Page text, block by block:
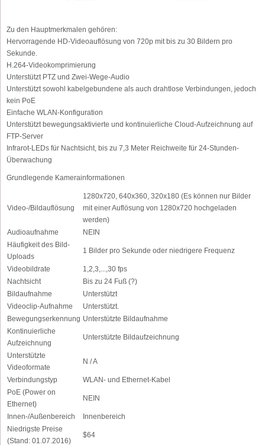
Zu den Hauptmerkmalen gehören:
Hervorragende HD-Videoauflösung von 720p mit bis zu 30 Bildern pro
Sekunde.
H.264-Videokomprimierung
Unterstützt PTZ und Zwei-Wege-Audio
Unterstützt sowohl kabelgebundene als auch drahtlose Verbindungen, jedoch
kein PoE
Einfache WLAN-Konfiguration
Unterstützt bewegungsaktivierte und kontinuierliche Cloud-Aufzeichnung auf
FTP-Server
Infrarot-LEDs für Nachtsicht, bis zu 7,3 Meter Reichweite für 24-Stunden-
Überwachung
Grundlegende Kamerainformationen
Video-/Bildauflösung
1280x720, 640x360, 320x180 (Es können nur Bilder
mit einer Auflösung von 1280x720 hochgeladen
werden)
Audioaufnahme
NEIN
Häufigkeit des Bild-
Uploads
1 Bilder pro Sekunde oder niedrigere Frequenz
Videobildrate
1,2,3,...,30 fps
Nachtsicht
Bis zu 24 Fuß (?)
Bildaufnahme
Unterstützt
Videoclip-Aufnahme
Unterstützt.
Bewegungserkennung Unterstützte Bildaufnahme
Kontinuierliche
Aufzeichnung
Unterstützte Bildaufzeichnung
Unterstützte
Videoformate
N / A
Verbindungstyp
WLAN- und Ethernet-Kabel
PoE (Power on
Ethernet)
NEIN
Innen-/Außenbereich
Innenbereich
Niedrigste Preise
(Stand: 01.07.2016)
$64